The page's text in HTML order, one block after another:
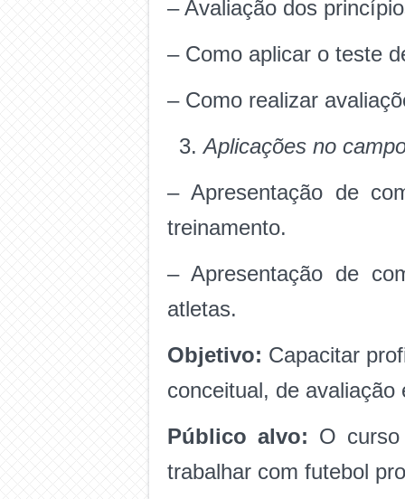
– Avaliação dos
– Como aplicar o teste
– Como realizar
Aplicações no
– Apresentação de
treinamento.
– Apresentação de
atletas.
Objetivo: Capacitar
conceitual, de
Público alvo: O
trabalhar com futebol